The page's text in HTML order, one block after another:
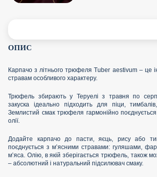
ОПИС
Карпачо з літнього трюфеля Tuber aestivum – це
стравам особливого характеру.
Трюфель збирають у Теруелі з травня по
закуска ідеально підходить для піци,
Землистий смак трюфеля гармонійно поєднується
олії.
Додайте карпачо до пасти, яєць, рису або
поєднується з м’ясними стравами: гуляшами,
м’яса. Олію, в якій зберігається трюфель, також
– абсолютний і натуральний підсилювач смаку.